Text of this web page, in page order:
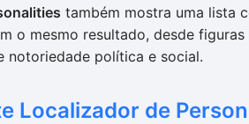
também mostra uma lista
o mesmo resultado, desde
notoriedade política e social.
Localizador de